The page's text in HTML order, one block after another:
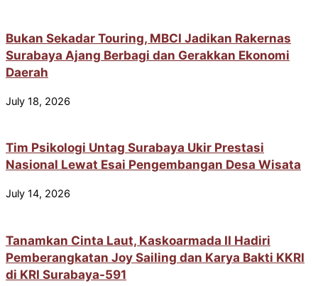
Bukan Sekadar Touring, MBCI Jadikan Rakernas
Surabaya Ajang Berbagi dan Gerakkan Ekonomi
Daerah
July 18, 2026
Tim Psikologi Untag Surabaya Ukir Prestasi
Nasional Lewat Esai Pengembangan Desa Wisata
July 14, 2026
Tanamkan Cinta Laut, Kaskoarmada II Hadiri
Pemberangkatan Joy Sailing dan Karya Bakti KKRI
di KRI Surabaya-591